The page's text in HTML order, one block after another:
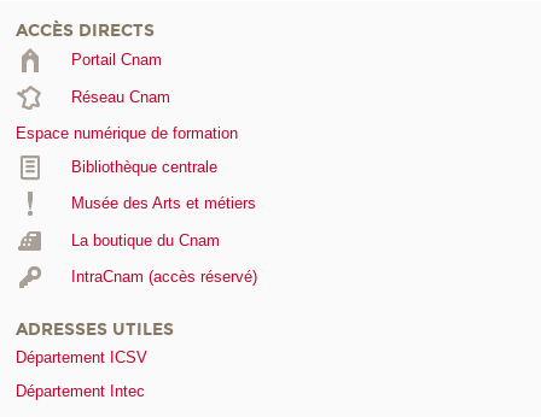
ACCÈS DIRECTS
Portail Cnam
Réseau Cnam
Espace numérique de formation
Bibliothèque centrale
Musée des Arts et métiers
La boutique du Cnam
IntraCnam (accès réservé)
ADRESSES UTILES
Département ICSV
Département Intec